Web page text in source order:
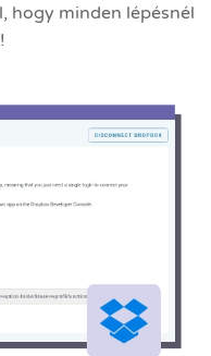
hogy minden lépésnél